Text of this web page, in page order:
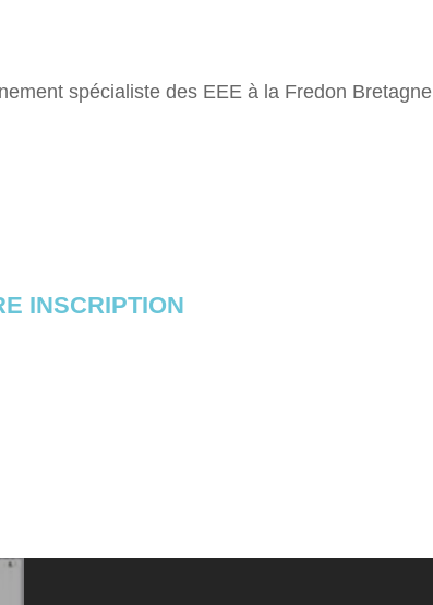
spécialiste des EEE à la Fredon Bretagne
INSCRIPTION